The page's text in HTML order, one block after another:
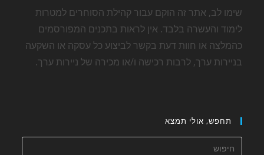
שימו לב, אתר זה הוקם עבור קהילת הסוחרים למטרות
לימוד והעשרה בלבד. אין לראות בתכנים המפורסמים
כהמלצה או חוות דעת בקשר לביצוע כל עסקה או השקעה
בניירות ערך, לרבות רכישה ו/או מכירה של ניירות ערך.
תחפש, אולי תמצא